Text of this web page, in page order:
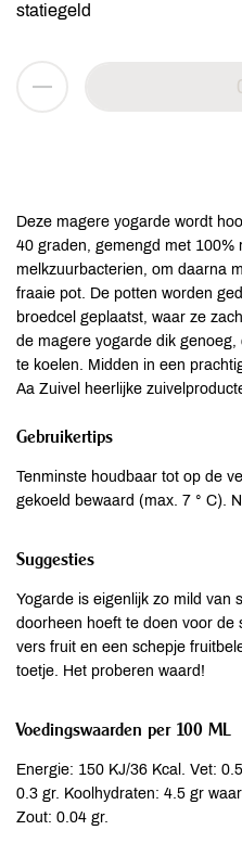
statiegeld
Deze magere yogarde wordt
40 graden, gemengd met 100%
melkzuurbacterien, om daarna
fraaie pot. De potten worden
broedcel geplaatst, waar ze
de magere yogarde dik
te koelen. Midden in een
Aa Zuivel heerlijke
Gebruikertips
Tenminste houdbaar tot op de
gekoeld bewaard (max. 7 ° C).
Suggesties
Yogarde is eigenlijk zo mild van
doorheen hoeft te doen voor de
vers fruit en een schepje
toetje. Het proberen waard!
Voedingswaarden per 100 ML
Energie: 150 KJ/36 Kcal. Vet:
0.3 gr. Koolhydraten: 4.5 gr
Zout: 0.04 gr.